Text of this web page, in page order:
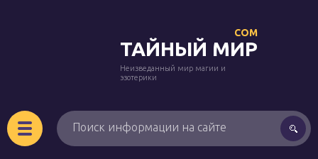
ТАЙНЫЙ МИР
COM
Неизведанный мир магии и
эзотерики